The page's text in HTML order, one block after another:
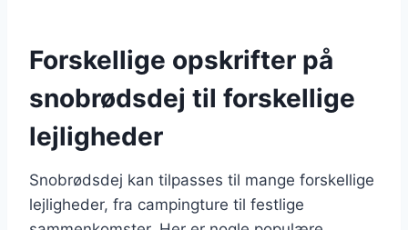
Forskellige opskrifter på
snobrødsdej til forskellige
lejligheder
Snobrødsdej kan tilpasses til mange forskellige
lejligheder, fra campingture til festlige